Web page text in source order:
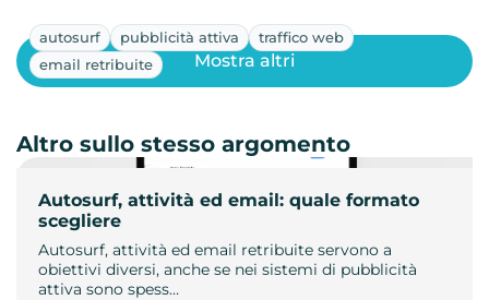
autosurf pubblicità attiva
traffico web
email retribuite
Autosurf, attività ed email: quale formato
scegliere
Autosurf, attività ed email retribuite servono a
obiettivi diversi, anche se nei sistemi di pubblicità
attiva sono spess…
Mostra altri
Altro sullo stesso argomento